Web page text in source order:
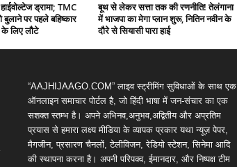
ड्रामा; TMC
पर पहले बहिष्कार
के लिए लौटे
बूथ से लेकर सत्ता तक की रणनीति! तेलंगाना
में भाजपा का मेगा प्लान शुरू, नितिन नवीन के
दौरे से सियासी पारा हाई
“AAJHIJAAGO.COM” लाइव स्ट्रीमिंग सुविधाओं के साथ एक
ऑनलाइन समाचार पोर्टल है, जो हिंदी भाषा में जन-संचार का एक
सशक्त स्तम्भ है। अपने अभिनव,अनुभव,अद्वितीय और अप्रतिम
प्रयास से हमारा लक्ष्य मीडिया के व्यापक प्रकार यथा न्यूज़ पेपर,
मैगजीन, प्रसारण चैनलों, टेलीविजन, रेडियो स्टेशन, सिनेमा आदि
की स्थापना करना है। अपनी परिपक्व, ईमानदार, और निष्पक्ष टीम